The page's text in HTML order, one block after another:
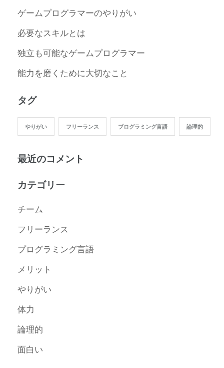
ゲームプログラマーのやりがい
必要なスキルとは
独立も可能なゲームプログラマー
能力を磨くために大切なこと
タグ
やりがい フリーランス プログラミング言語 論理的
最近のコメント
カテゴリー
チーム
フリーランス
プログラミング言語
メリット
やりがい
体力
論理的
面白い